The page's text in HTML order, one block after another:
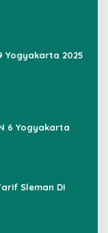
Yogyakarta 2025
6 Yogyakarta
Sleman DI